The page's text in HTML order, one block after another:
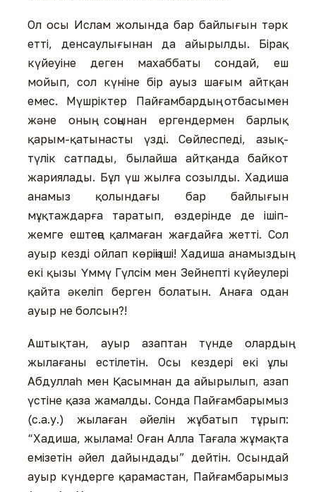
Ол осы Ислам жолында бар байлығын тәрк
етті, денсаулығынан да айырылды. Бірақ
күйеуіне деген махаббаты сондай, еш
мойып, сол күніне бір ауыз шағым айтқан
емес. Мүшріктер Пайғамбардың отбасымен
және оның соңынан ергендермен барлық
қарым-қатынасты үзді. Сөйлеспеді, азық-
түлік сатпады, былайша айтқанда байкот
жариялады. Бұл үш жылға созылды. Хадиша
анамыз қолындағы бар байлығын
мұқтаждарға таратып, өздерінде де ішіп-
жемге ештеңе қалмаған жағдайға жетті. Сол
ауыр кезді ойлап көріңізші! Хадиша анамыздың
екі қызы Үммү Гүлсім мен Зейнепті күйеулері
қайта әкеліп берген болатын. Анаға одан
ауыр не болсын?!
Аштықтан, ауыр азаптан түнде олардың
жылағаны естілетін. Осы кездері екі ұлы
Абдуллаһ мен Қасымнан да айырылып, азап
үстіне қаза жамалды. Сонда Пайғамбарымыз
(с.а.у.) жылаған әйелін жұбатып тұрып:
“Хадиша, жылама! Оған Алла Тағала жұмақта
емізетін әйел дайындады” дейтін. Осындай
ауыр күндерге қарамастан, Пайғамбарымыз